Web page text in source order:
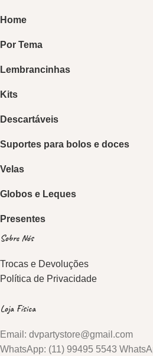
Home
Por Tema
Lembrancinhas
Kits
Descartáveis
Suportes para bolos e doces
Velas
Globos e Leques
Presentes
Sobre Nós
Trocas e Devoluções
Política de Privacidade
Loja Física
Email: dvpartystore@gmail.com
WhatsApp: (11) 99495 5543